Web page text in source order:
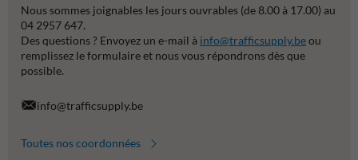
Nous sommes joignables les jours ouvrables (de 8.00 à 17.00) au
04 2957 647.
Des questions ? Envoyez un e-mail à info@trafficsupply.beou
remplissez le formulaire et nous vous répondrons dès que
possible.
info@trafficsupply.be
Toutes nos coordonnées